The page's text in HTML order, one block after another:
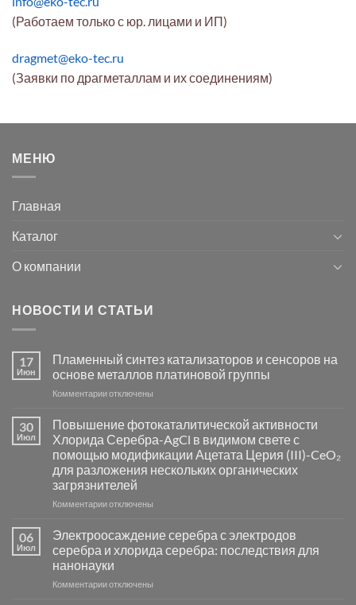
(Работаем только с юр. лицами и ИП)
dragmet@eko-tec.ru
(Заявки по драгметаллам и их соединениям)
МЕНЮ
Главная
Каталог
О компании
НОВОСТИ И СТАТЬИ
17
Июн
Пламенный синтез катализаторов и сенсоров на
основе металлов платиновой группы
Комментариик
Пламенный
синтез
катализаторов
и
сенсоров
на
основе
группы
отключены
30
Июл
Повышение фотокаталитической активности
Хлорида Серебра-AgCl в видимом свете с
помощью модификации Ацетата Церия (III)-CeO₂
для разложения нескольких органических
загрязнителей
Комментариик
фотокаталитической
активности
Хлорида
Серебра-
отключены
06
Июл
Электроосаждение серебра с электродов
серебра и хлорида серебра: последствия для
нанонауки
Комментариикотключены